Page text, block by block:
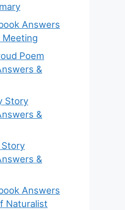
Answers
Meeting
Poem
&
Story
&
&
Answers
Naturalist